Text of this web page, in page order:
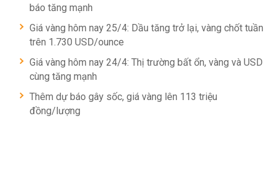
báo tăng mạnh
Giá vàng hôm nay 25/4: Dầu tăng trở lại, vàng chốt tuần
trên 1.730 USD/ounce
Giá vàng hôm nay 24/4: Thị trường bất ổn, vàng và USD
cùng tăng mạnh
Thêm dự báo gây sốc, giá vàng lên 113 triệu
đồng/lượng